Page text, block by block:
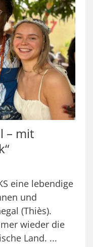
– mit
eine lebendige
und
(Thiès).
wieder die
Land. ...